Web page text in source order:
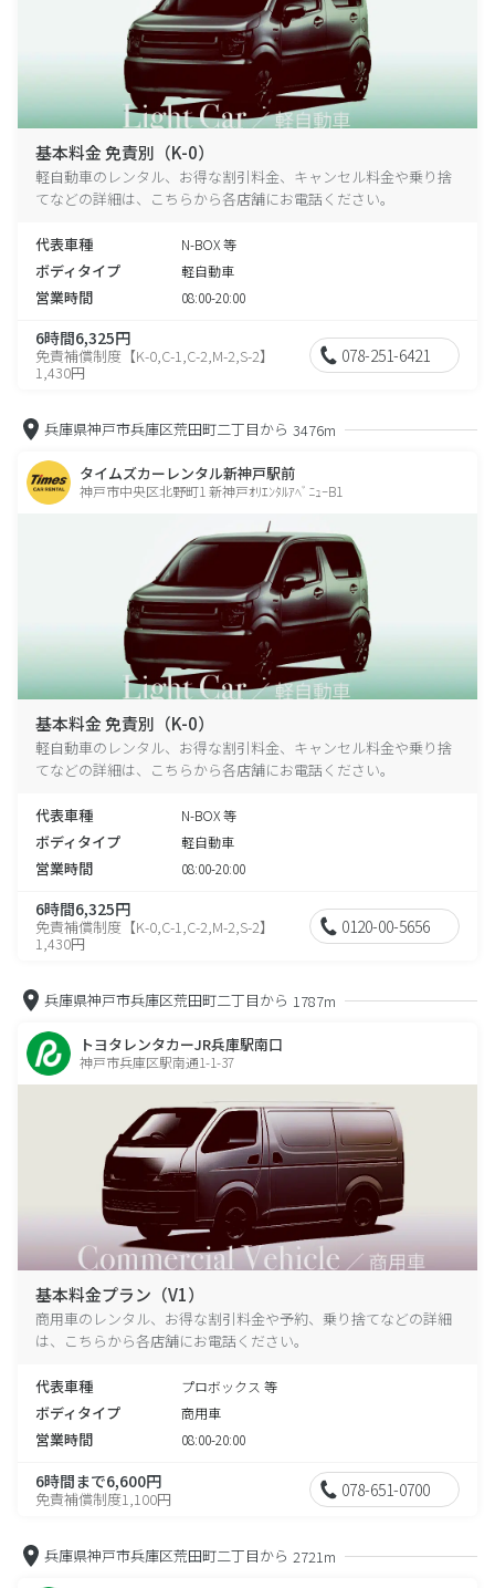
基本料金 免責別（K-0）
軽自動車のレンタル、お得な割引料金、キャンセル料金や乗り捨
てなどの詳細は、こちらから各店舗にお電話ください。
代表車種 N-BOX 等
ボディタイプ 軽自動車
営業時間 08:00-20:00
6時間6,325円
免責補償制度【K-0,C-1,C-2,M-2,S-2】
1,430円
078-251-6421
兵庫県神戸市兵庫区荒田町二丁目から 3476m
タイムズカーレンタル新神戸駅前
神戸市中央区北野町1 新神戸ｵﾘｴﾝﾀﾙｱﾍﾞﾆｭｰB1
基本料金 免責別（K-0）
軽自動車のレンタル、お得な割引料金、キャンセル料金や乗り捨
てなどの詳細は、こちらから各店舗にお電話ください。
代表車種 N-BOX 等
ボディタイプ 軽自動車
営業時間 08:00-20:00
6時間6,325円
免責補償制度【K-0,C-1,C-2,M-2,S-2】
1,430円
0120-00-5656
兵庫県神戸市兵庫区荒田町二丁目から 1787m
トヨタレンタカーJR兵庫駅南口
神戸市兵庫区駅南通1-1-37
基本料金プラン（V1）
商用車のレンタル、お得な割引料金や予約、乗り捨てなどの詳細
は、こちらから各店舗にお電話ください。
代表車種 プロボックス 等
ボディタイプ 商用車
営業時間 08:00-20:00
6時間まで6,600円
免責補償制度1,100円 078-651-0700
兵庫県神戸市兵庫区荒田町二丁目から 2721m